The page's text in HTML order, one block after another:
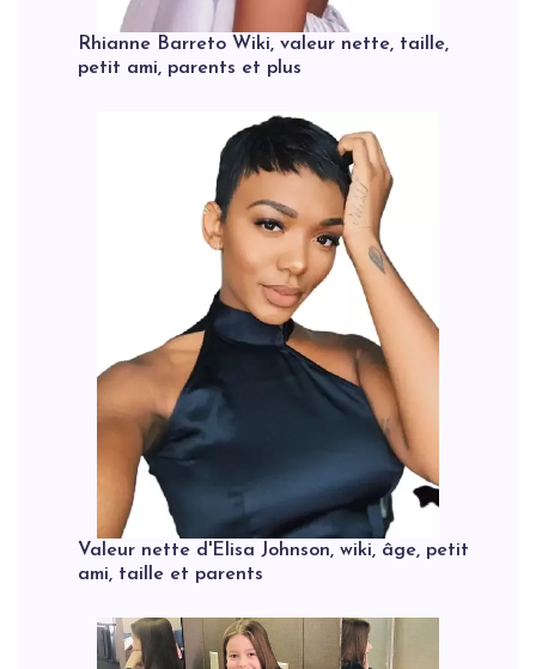
Rhianne Barreto Wiki, valeur nette, taille,
petit ami, parents et plus
Valeur nette d'Elisa Johnson, wiki, âge, petit
ami, taille et parents